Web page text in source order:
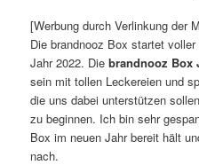
[Werbung durch Verlinkung der
Die brandnooz Box startet
Jahr 2022. Diebrandnooz Box
sein mit tollen Leckereien und
die uns dabei unterstützen
zu beginnen. Ich bin sehr
Box im neuen Jahr bereit hält
nach.